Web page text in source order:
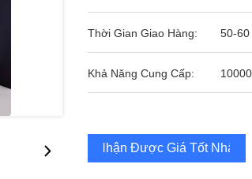
Thời Gian Giao Hàng: 50-60
Khả Năng Cung Cấp:
Nhận Được Giá Tốt Nhất